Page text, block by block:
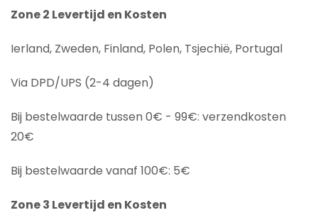
Zone 2 Levertijd en Kosten
Ierland, Zweden, Finland, Polen, Tsjechië, Portugal
Via DPD/UPS (2-4 dagen)
Bij bestelwaarde tussen 0€ - 99€: verzendkosten
20€
Bij bestelwaarde vanaf 100€: 5€
Zone 3 Levertijd en Kosten